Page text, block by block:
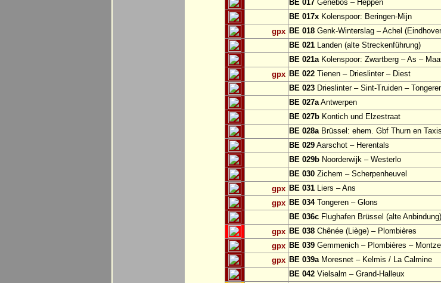
BE 017 Genebos – Heppen
BE 017x Kolenspoor: Beringen-Mijn
gpx BE 018 Genk-Winterslag – Achel
BE 021 Landen (alte Streckenführung)
BE 021aKolenspoor: Zwartberg – As –
gpx BE 022 Tienen – Drieslinter – Diest
BE 023 Drieslinter – Sint-Truiden –
BE 027aAntwerpen
BE 027b Kontich und Elzestraat
BE 028aBrüssel: ehem. Gbf Thurn en Taxis
BE 029 Aarschot – Herentals
BE 029b Noorderwijk – Westerlo
BE 030 Zichem – Scherpenheuvel
gpx BE 031 Liers – Ans
gpx BE 034Tongeren – Glons
BE 036c Flughafen Brüssel (alte Anbindung)
gpx BE 038 Chênée (Liège) – Plombières
gpx BE 039 Gemmenich – Plombières –
gpx BE 039aMoresnet – Kelmis / La Calmine
BE 042 Vielsalm – Grand-Halleux